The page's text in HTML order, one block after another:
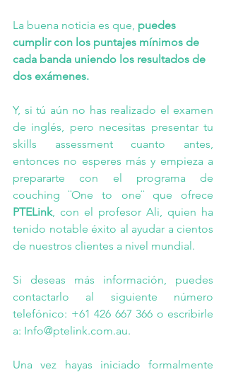
La buena noticia es que, puedes
cumplir con los puntajes mínimos de
cada banda uniendo los resultados de
dos exámenes.
Y, si tú aún no has realizado el examen
de inglés, pero necesitas presentar tu
skills assessment cuanto antes,
entonces no esperes más y empieza a
prepararte con el programa de
PTELink, con el profesor Ali, quien ha
tenido notable éxito al ayudar a cientos
de nuestros clientes a nivel mundial.
Si deseas más información, puedes
contactarlo al siguiente número
telefónico: +61 426 667 366 o escribirle
a: Info@ptelink.com.au.
Una vez hayas iniciado formalmente